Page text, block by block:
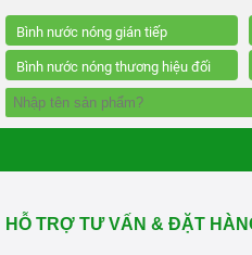
NƯỚC
NÓNG
LẠNH
KANGAROO
CÂY
LẠNH
LÕI
Bình nước nóng gián tiếp
Bình nước nóng thương hiệu đối
tác Midea
HỖ TRỢ TƯ VẤN & ĐẶT